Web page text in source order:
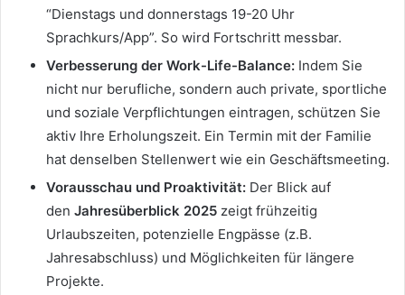
“Dienstags und donnerstags 19-20 Uhr
Sprachkurs/App”. So wird Fortschritt messbar.
Verbesserung der Work-Life-Balance: Indem Sie
nicht nur berufliche, sondern auch private, sportliche
und soziale Verpflichtungen eintragen, schützen Sie
aktiv Ihre Erholungszeit. Ein Termin mit der Familie
hat denselben Stellenwert wie ein Geschäftsmeeting.
Vorausschau und Proaktivität: Der Blick auf
den Jahresüberblick 2025 zeigt frühzeitig
Urlaubszeiten, potenzielle Engpässe (z.B.
Jahresabschluss) und Möglichkeiten für längere
Projekte.